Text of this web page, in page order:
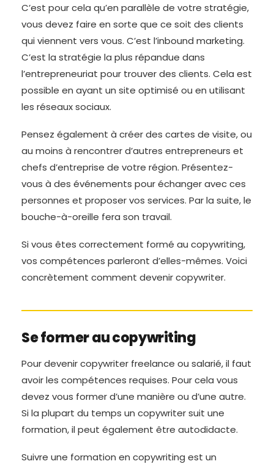
C’est pour cela qu’en parallèle de votre stratégie,
vous devez faire en sorte que ce soit des clients
qui viennent vers vous. C’est l’inbound marketing.
C’est la stratégie la plus répandue dans
l’entrepreneuriat pour trouver des clients. Cela est
possible en ayant un site optimisé ou en utilisant
les réseaux sociaux.
Pensez également à créer des cartes de visite, ou
au moins à rencontrer d’autres entrepreneurs et
chefs d’entreprise de votre région. Présentez-
vous à des événements pour échanger avec ces
personnes et proposer vos services. Par la suite, le
bouche-à-oreille fera son travail.
Si vous êtes correctement formé au copywriting,
vos compétences parleront d’elles-mêmes. Voici
concrètement comment devenir copywriter.
Se former au copywriting
Pour devenir copywriter freelance ou salarié, il faut
avoir les compétences requises. Pour cela vous
devez vous former d’une manière ou d’une autre.
Si la plupart du temps un copywriter suit une
formation, il peut également être autodidacte.
Suivre une formation en copywriting est un